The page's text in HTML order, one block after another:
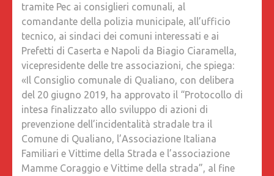
tramite Pec ai consiglieri comunali, al
comandante della polizia municipale, all’ufficio
tecnico, ai sindaci dei comuni interessati e ai
Prefetti di Caserta e Napoli da Biagio Ciaramella,
vicepresidente delle tre associazioni, che spiega:
«Il Consiglio comunale di Qualiano, con delibera
del 20 giugno 2019, ha approvato il “Protocollo di
intesa finalizzato allo sviluppo di azioni di
prevenzione dell’incidentalità stradale tra il
Comune di Qualiano, l’Associazione Italiana
Familiari e Vittime della Strada e l’associazione
Mamme Coraggio e Vittime della strada”, al fine